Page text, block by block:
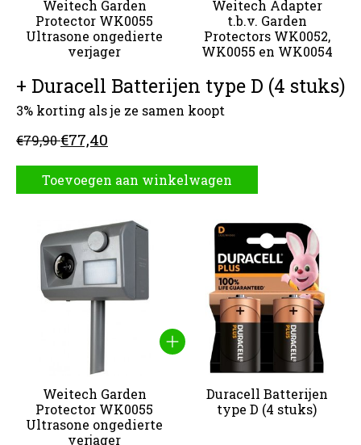
Weitech Garden
Protector WK0055
Ultrasone ongedierte
verjager
Weitech Adapter
t.b.v. Garden
Protectors WK0052,
WK0055 en WK0054
+ Duracell Batterijen type D (4 stuks)
3% korting als je ze samen koopt
€79,90€77,40
Toevoegen aan winkelwagen
Carrousel van gebundelde producten
Weitech Garden
Protector WK0055
Ultrasone ongedierte
verjager
Duracell Batterijen
type D (4 stuks)